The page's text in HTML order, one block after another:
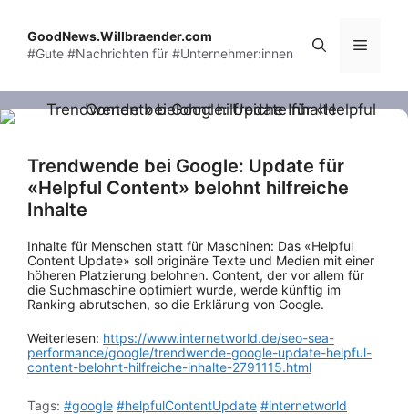
content
GoodNews.Willbraender.com
#Gute #Nachrichten für #Unternehmer:innen
Menu
Trendwende bei Google: Update für
«Helpful Content» belohnt hilfreiche
Inhalte
Inhalte für Menschen statt für Maschinen: Das «Helpful
Content Update» soll originäre Texte und Medien mit einer
höheren Platzierung belohnen. Content, der vor allem für
die Suchmaschine optimiert wurde, werde künftig im
Ranking abrutschen, so die Erklärung von Google.
Weiterlesen: https://www.internetworld.de/seo-sea-
performance/google/trendwende-google-update-helpful-
content-belohnt-hilfreiche-inhalte-2791115.html
Tags: #google #helpfulContentUpdate #internetworld